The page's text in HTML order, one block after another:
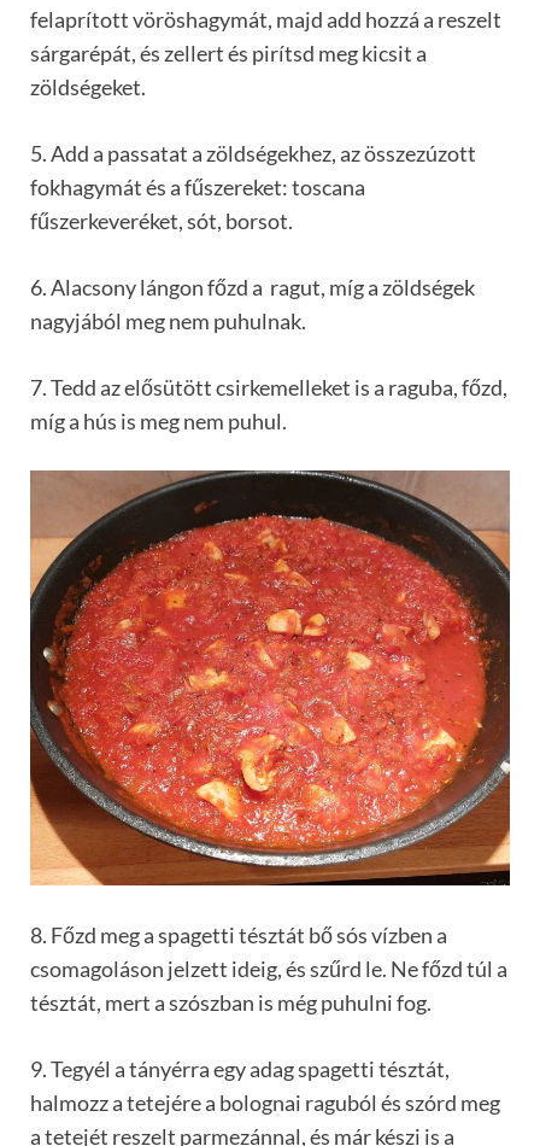
felaprított vöröshagymát, majd add hozzá a reszelt
sárgarépát, és zellert és pirítsd meg kicsit a
zöldségeket.
5. Add a passatat a zöldségekhez, az összezúzott
fokhagymát és a fűszereket: toscana
fűszerkeveréket, sót, borsot.
6. Alacsony lángon főzd a ragut, míg a zöldségek
nagyjából meg nem puhulnak.
7. Tedd az elősütött csirkemelleket is a raguba, főzd,
míg a hús is meg nem puhul.
8. Főzd meg a spagetti tésztát bő sós vízben a
csomagoláson jelzett ideig, és szűrd le. Ne főzd túl a
tésztát, mert a szószban is még puhulni fog.
9. Tegyél a tányérra egy adag spagetti tésztát,
halmozz a tetejére a bolognai raguból és szórd meg
a tetejét reszelt parmezánnal, és már készi is a